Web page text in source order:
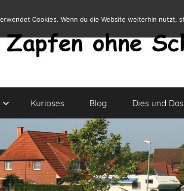
Kurioses Blog Dies und Das
Cookies. Wenn du die Website weiterhin nutzt,